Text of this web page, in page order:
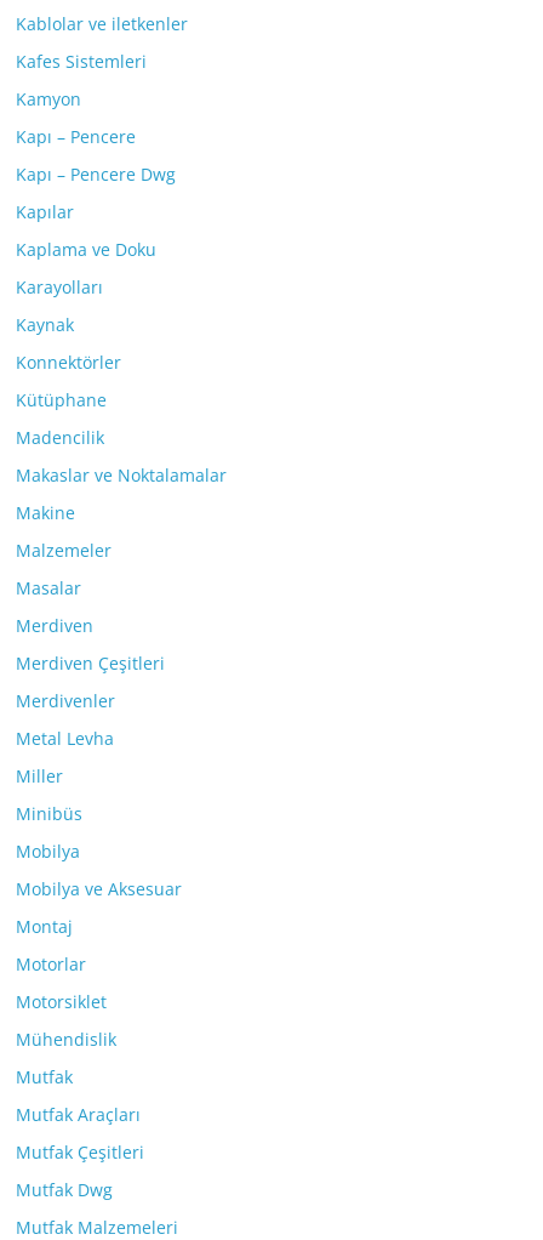
Kablolar ve iletkenler
Kafes Sistemleri
Kamyon
Kapı – Pencere
Kapı – Pencere Dwg
Kapılar
Kaplama ve Doku
Karayolları
Kaynak
Konnektörler
Kütüphane
Madencilik
Makaslar ve Noktalamalar
Makine
Malzemeler
Masalar
Merdiven
Merdiven Çeşitleri
Merdivenler
Metal Levha
Miller
Minibüs
Mobilya
Mobilya ve Aksesuar
Montaj
Motorlar
Motorsiklet
Mühendislik
Mutfak
Mutfak Araçları
Mutfak Çeşitleri
Mutfak Dwg
Mutfak Malzemeleri